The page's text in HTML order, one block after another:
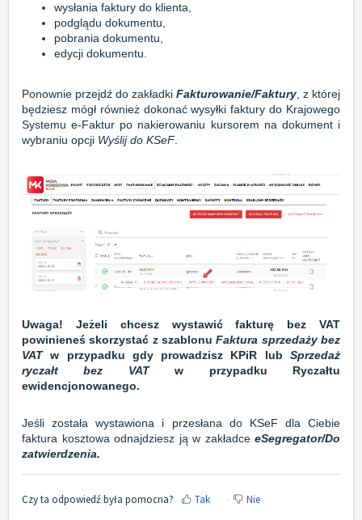
wysłania faktury do klienta,
podglądu dokumentu,
pobrania dokumentu,
edycji dokumentu.
Ponownie przejdź do zakładki Fakturowanie/Faktury, z której
będziesz mógł również dokonać wysyłki faktury do Krajowego
Systemu e-Faktur po nakierowaniu kursorem na dokument i
wybraniu opcji Wyślij do KSeF.
Uwaga! Jeżeli chcesz wystawić fakturę bez VAT
powinieneś skorzystać z szablonu Faktura sprzedaży bez
VATw przypadku gdy prowadzisz KPiR lub Sprzedaż
ryczałt bez VATw przypadku Ryczałtu
ewidencjonowanego.
Jeśli została wystawiona i przesłana do KSeF dla Ciebie
faktura kosztowa odnajdziesz ją w zakładce eSegregator/Do
zatwierdzenia.
Czy ta odpowiedź była pomocna? Tak Nie